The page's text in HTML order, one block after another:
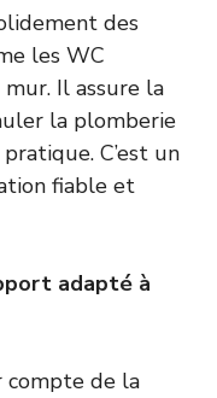
des
les WC
Il assure la
la plomberie
C’est un
fiable et
adapté à
compte de la